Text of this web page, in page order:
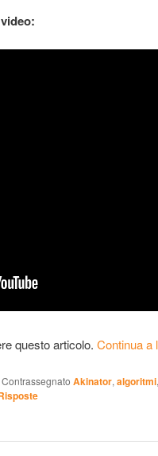
questo articolo. Continua a
Contrassegnato Akinator, algoritmi,